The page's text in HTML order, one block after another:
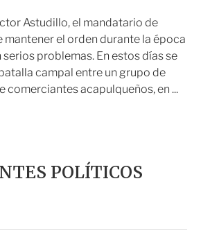
n
Astudillo, el mandatario de
mantener el orden durante la época
problemas. En estos días se
campal entre un grupo de
comerciantes acapulqueños, en ...
POLÍTICOS